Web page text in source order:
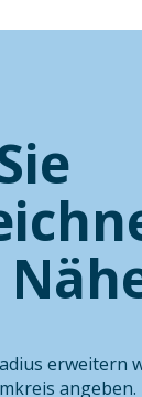
erweitern
angeben.